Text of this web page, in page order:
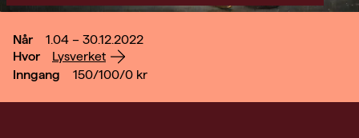
Når
1.04 – 30.12.2022
Hvor
Lysverket
Inngang
150/100/0 kr